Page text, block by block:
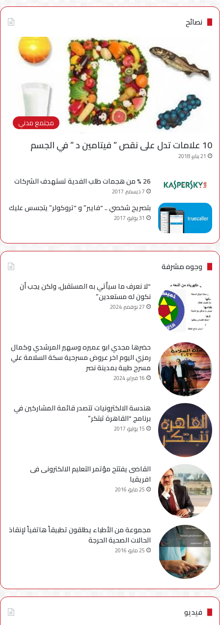
نصائح
مجتمع مدني
10 علامات تدل على نقص ” فيتامين د ” في الجسم
21 يناير، 2018
26 % من هجمات طلب الفدية تستهدف الشركات
7 ديسمبر، 2017
بتصريح شخصي .. “فايبر” و “تروكولر” يتجسس عليك
31 يوليو، 2017
وجوه مشرفة
“لا نعرف ما سيأتي به المستقبل، ولكن يجب أن
نكون له مستعدين”
27 نوفمبر، 2024
حضرها مجدي ابو عميره وسهير المرشدي وكمال
رمزي اليوم اخر عروض مسرحية سكة السلامة علي
مسرح طيبة بمدينة نصر
16 فبراير، 2024
هندسة الالكترونيات تتصدر قائمة المشاركين في
برنامج “القاهرة تبتكر”
15 يوليو، 2017
القاضى يفتتح مؤتمر التعليم الالكترونى فى
افريقيا
25 مايو، 2016
مجموعة من الأطباء يطلقون تطبيقاً هاتفياً لإنقاذ
الحالات الصحية الحرجة
25 مايو، 2016
فيديو